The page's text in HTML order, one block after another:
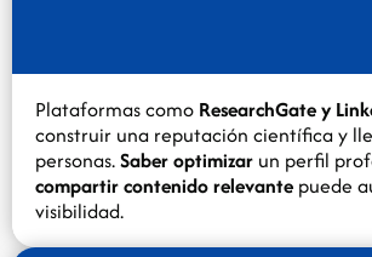
Plataformas como ResearchGate y
construir una reputación científica y
personas.Saber optimizarun perfil
compartir contenido relevante puede
visibilidad.